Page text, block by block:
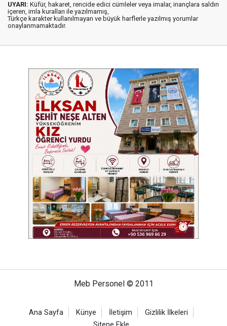
UYARI: Küfür, hakaret, rencide edici cümleler veya imalar, inançlara saldırı
içeren, imla kuralları ile yazılmamış,
Türkçe karakter kullanılmayan ve büyük harflerle yazılmış yorumlar
onaylanmamaktadır.
Meb Personel © 2011
Ana Sayfa Künye İletişim
Gizlilik İlkeleri